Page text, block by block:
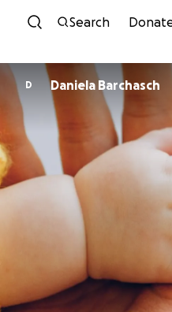
Skip
Search
D Daniela Barchasch